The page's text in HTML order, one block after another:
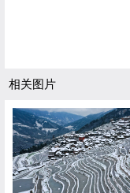
相关图片